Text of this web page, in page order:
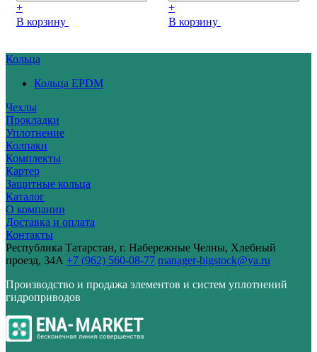
+
В корзину
+
В корзину
Кольца
Кольца EPDM
Чехлы
Прокладки
Уплотнение
Колпаки
Комплекты
Картер
Защитные кольца
Каталог
О компании
Доставка и оплата
Контакты
Республика Татарстан, г. Набережные Челны, Хлебный
проезд, 34А +7 (962) 560-08-77 manager-bigstock@ya.ru
Производство и продажа элементов и систем уплотнений
гидроприводов